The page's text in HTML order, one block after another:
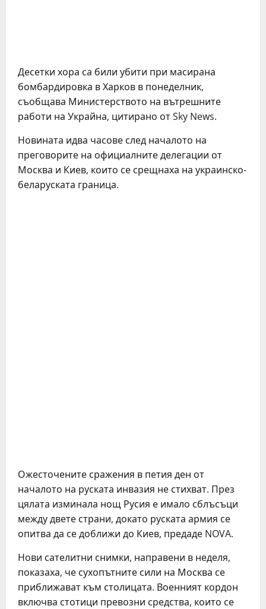
Десетки хора са били убити при масирана
бомбардировка в Харков в понеделник,
съобщава Министерството на вътрешните
работи на Украйна, цитирано от Sky News.
Новината идва часове след началото на
преговорите на официалните делегации от
Москва и Киев, които се срещнаха на украинско-
беларуската граница.
Ожесточените сражения в петия ден от
началото на руската инвазия не стихват. През
цялата изминала нощ Русия е имало сблъсъци
между двете страни, докато руската армия се
опитва да се доближи до Киев, предаде NOVA.
Нови сателитни снимки, направени в неделя,
показаха, че сухопътните сили на Москва се
приближават към столицата. Военният кордон
включва стотици превозни средства, които се